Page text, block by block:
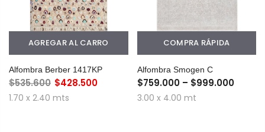
AGREGAR AL CARRO
Alfombra Berber 1417KP
$535.600 $428.500
1.70 x 2.40 mts
COMPRA RÁPIDA
Alfombra Smogen C
$759.000 – $999.000
3.00 x 4.00 mt